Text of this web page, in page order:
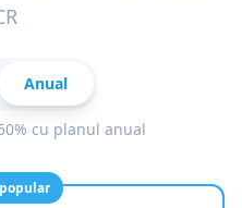
Anual
cu planul anual